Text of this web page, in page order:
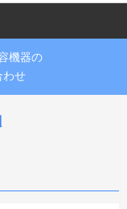
ております!
業となります。
カラベルモント 5機能を
いかがですか。
ております!
ました！早い者勝ちです
機器の
わせ